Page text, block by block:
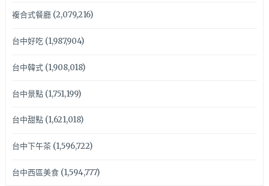
複合式餐廳(2,079,216)
台中好吃(1,987,904)
台中韓式(1,908,018)
台中景點(1,751,199)
台中甜點(1,621,018)
台中下午茶(1,596,722)
台中西區美食(1,594,777)